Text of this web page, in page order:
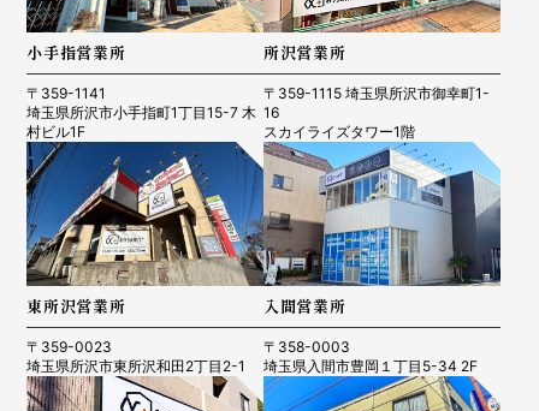
小手指営業所
〒359-1141
埼玉県所沢市小手指町1丁目15-7 木
村ビル1F
所沢営業所
〒359-1115 埼玉県所沢市御幸町1-
16
スカイライズタワー1階
東所沢営業所
〒359-0023
埼玉県所沢市東所沢和田2丁目2-1
入間営業所
〒358-0003
埼玉県入間市豊岡１丁目5-34 2F